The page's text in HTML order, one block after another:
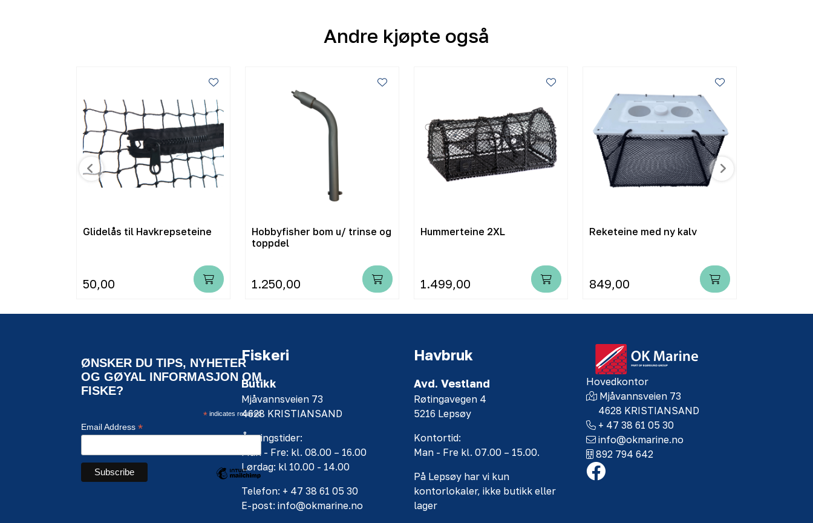
Andre kjøpte også
Glidelås til Havkrepseteine
50,00
Hobbyfisher bom u/ trinse og
toppdel
1.250,00
Hummerteine 2XL
1.499,00
Reketeine med ny kalv
849,00
ØNSKER DU TIPS, NYHETER
OG GØYAL INFORMASJON OM
FISKE?
*indicates required
Email Address *
Fiskeri
Butikk
Mjåvannsveien 73
4628 KRISTIANSAND
Åpningstider:
Man - Fre: kl. 08.00 – 16.00
Lørdag: kl 10.00 - 14.00
Telefon: + 47 38 61 05 30
E-post: info@okmarine.no
Havbruk
Avd. Vestland
Røtingavegen 4
5216 Lepsøy
Kontortid:
Man - Fre kl. 07.00 – 15.00.
På Lepsøy har vi kun
kontorlokaler, ikke butikk eller
lager
Hovedkontor
Mjåvannsveien 73
4628 KRISTIANSAND
+ 47 38 61 05 30
info@okmarine.no
892 794 642